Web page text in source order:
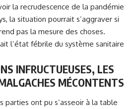
la recrudescence de la pandémie
la situation pourrait s’aggraver si
pas la mesure des choses.
l’état fébrile du système sanitaire
INFRUCTUEUSES, LES
MÉCONTENTS
parties ont pu s’asseoir à la table